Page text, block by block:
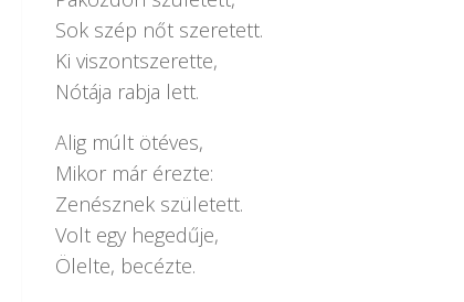
Sok szép nőt szeretett.
Ki viszontszerette,
Nótája rabja lett.
Alig múlt ötéves,
Mikor már érezte:
Zenésznek született.
Volt egy hegedűje,
Ölelte, becézte.